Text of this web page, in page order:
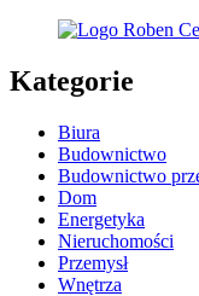
Kategorie
Biura
Budownictwo
Budownictwo
Dom
Energetyka
Nieruchomości
Przemysł
Wnętrza